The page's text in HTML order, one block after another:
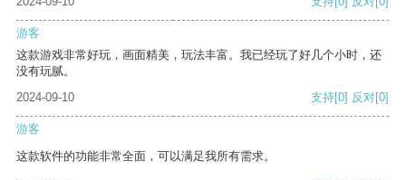
游客
这款游戏非常好玩，画面精美，玩法丰富。我已经玩了好几个小时，还
没有玩腻。
2024-09-10
支持[0] 反对[0]
游客
这款软件的功能非常全面，可以满足我所有需求。